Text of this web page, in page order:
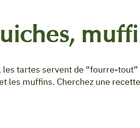
les tartes servent de “fourre-
les muffins. Cherchez une